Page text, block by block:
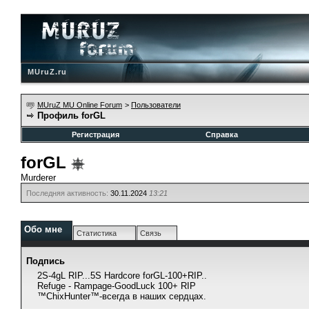
MUruZ.ru
MUruZ MU Online Forum > Пользователи
Профиль forGL
Регистрация
Справка
forGL
Murderer
Последняя активность: 30.11.2024 13:21
Обо мне Статистика Связь
Подпись
2S-4gL RIP...5S Hardcore forGL-100+RIP..
Refuge - Rampage-GoodLuck 100+ RIP
™ChixHunter™-всегда в наших сердцах.